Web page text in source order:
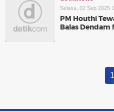
Selasa, 02 Sep 2025
PM Houthi
Balas Dendam
1